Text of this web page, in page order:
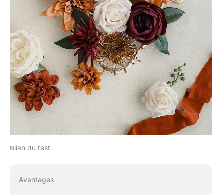
Bilan du test
Avantages